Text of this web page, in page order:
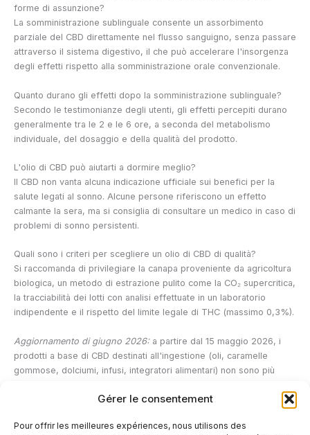
Gérer le consentement
Pour offrir les meilleures expériences, nous utilisons des
forme di assunzione?
La somministrazione sublinguale consente un assorbimento
parziale del CBD direttamente nel flusso sanguigno, senza passare
attraverso il sistema digestivo, il che può accelerare l'insorgenza
degli effetti rispetto alla somministrazione orale convenzionale.
Quanto durano gli effetti dopo la somministrazione sublinguale?
Secondo le testimonianze degli utenti, gli effetti percepiti durano
generalmente tra le 2 e le 6 ore, a seconda del metabolismo
individuale, del dosaggio e della qualità del prodotto.
L'olio di CBD può aiutarti a dormire meglio?
Il CBD non vanta alcuna indicazione ufficiale sui benefici per la
salute legati al sonno. Alcune persone riferiscono un effetto
calmante la sera, ma si consiglia di consultare un medico in caso di
problemi di sonno persistenti.
Quali sono i criteri per scegliere un olio di CBD di qualità?
Si raccomanda di privilegiare la canapa proveniente da agricoltura
biologica, un metodo di estrazione pulito come la CO₂ supercritica,
la tracciabilità dei lotti con analisi effettuate in un laboratorio
indipendente e il rispetto del limite legale di THC (massimo 0,3%).
Aggiornamento di giugno 2026:a partire dal 15 maggio 2026, i
prodotti a base di CBD destinati all'ingestione (oli, caramelle
gommose, dolciumi, infusi, integratori alimentari) non sono più
sui nuovi alimenti (NOF). È attualmente pendente un ricorso dinanzi
all'esito.